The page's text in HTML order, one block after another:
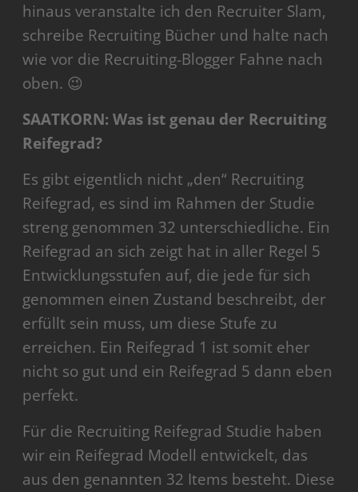
hinaus veranstalte ich den Recruiter Slam,
schreibe Recruiting Bücher und halte nach
wie vor die Recruiting-Blogger Fahne nach
oben. 😉
SAATKORN: Was ist genau der Recruiting
Reifegrad?
Es gibt eigentlich nicht „den“ Recruiting
Reifegrad, es sind im Rahmen der Studie
streng genommen 32 unterschiedliche. Ein
Reifegrad an sich zeigt hat in aller Regel 5
Entwicklungsstufen auf, die jede für sich
genommen einen Zustand beschreibt, der
erfüllt sein muss, um diese Stufe zu
erreichen. Ein Reifegrad 1 ist somit eher
nicht so gut und ein Reifegrad 5 dann eben
perfekt.
Für die Recruiting Reifegrad Studie haben
wir ein Reifegrad Modell entwickelt, das
aus den genannten 32 Items besteht. Diese